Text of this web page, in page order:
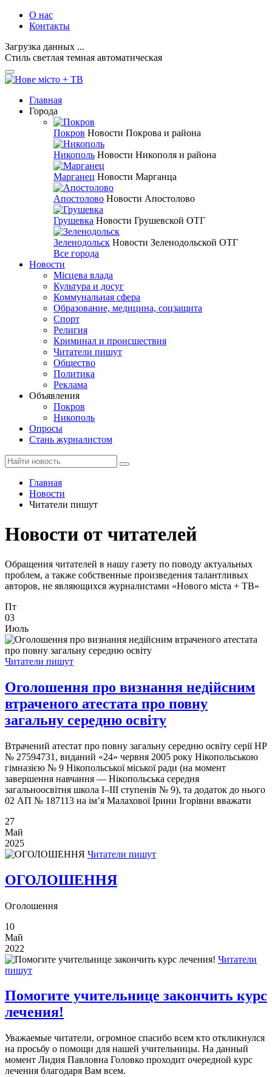
О нас
Контакты
Загрузка данных ...
Стиль светлая темная автоматическая
Главная
Города
Покров Новости Покрова и района
Никополь Новости Никополя и района
Марганец Новости Марганца
Апостолово Новости Апостолово
Грушевка Новости Грушевской ОТГ
Зеленодольск Новости Зеленодольской ОТГ
Все города
Новости
Місцева влада
Культура и досуг
Коммунальная сфера
Образование, медицина, соцзащита
Спорт
Религия
Криминал и происшествия
Читатели пишут
Общество
Политика
Реклама
Объявления
Покров
Никополь
Опросы
Стань журналистом
Главная
Новости
Читатели пишут
Новости от читателей
Обращения читателей в нашу газету по поводу актуальных
проблем, а также собственные произведения талантливых
авторов, не являющихся журналистами «Нового міста + ТВ»
Пт
03
Июль
Читатели пишут
Оголошення про визнання недійсним
втраченого атестата про повну
загальну середню освіту
Втрачений атестат про повну загальну середню освіту серії НР
№ 27594731, виданий «24» червня 2005 року Нікопольською
гімназією № 9 Нікопольської міської ради (на момент
завершення навчання — Нікопольська середня
загальноосвітня школа І–ІІІ ступенів № 9), та додаток до нього
02 АП № 187113 на ім’я Малахової Ірини Ігорівни вважати
27
Май
2025
Читатели пишут
ОГОЛОШЕННЯ
Оголошення
10
Май
2022
Читатели
пишут
Помогите учительнице закончить курс
лечения!
Уважаемые читатели, огромное спасибо всем кто откликнулся
на просьбу о помощи для нашей учительницы. На данный
момент Лидия Павловна Головко проходит очередной курс
лечения благодаря Вам всем.